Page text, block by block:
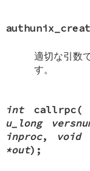
適切な引数
す。
int callrpc(
u_long
inproc, void
*out);